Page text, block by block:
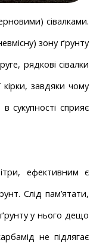
сівалками.
зону ґрунту
рядкові сівалки
завдяки чому
сукупності сприяє
ефективним є
Слід пам’ятати,
у нього дещо
не підлягає